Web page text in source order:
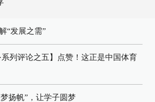
“发展之需”
·系列评论之五】点赞！这正是中国体育
扬帆”，让学子圆梦